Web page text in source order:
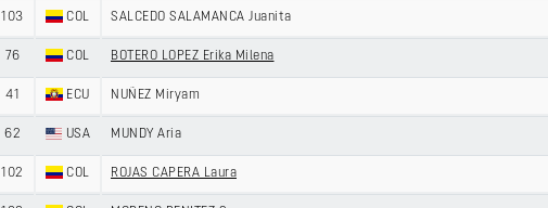
103 COL SALCEDO SALAMANCA Juanita
76 COL BOTERO LOPEZ Erika Milena
41 ECU NUÑEZ Miryam
62 USA MUNDY Aria
102 COL ROJAS CAPERA Laura